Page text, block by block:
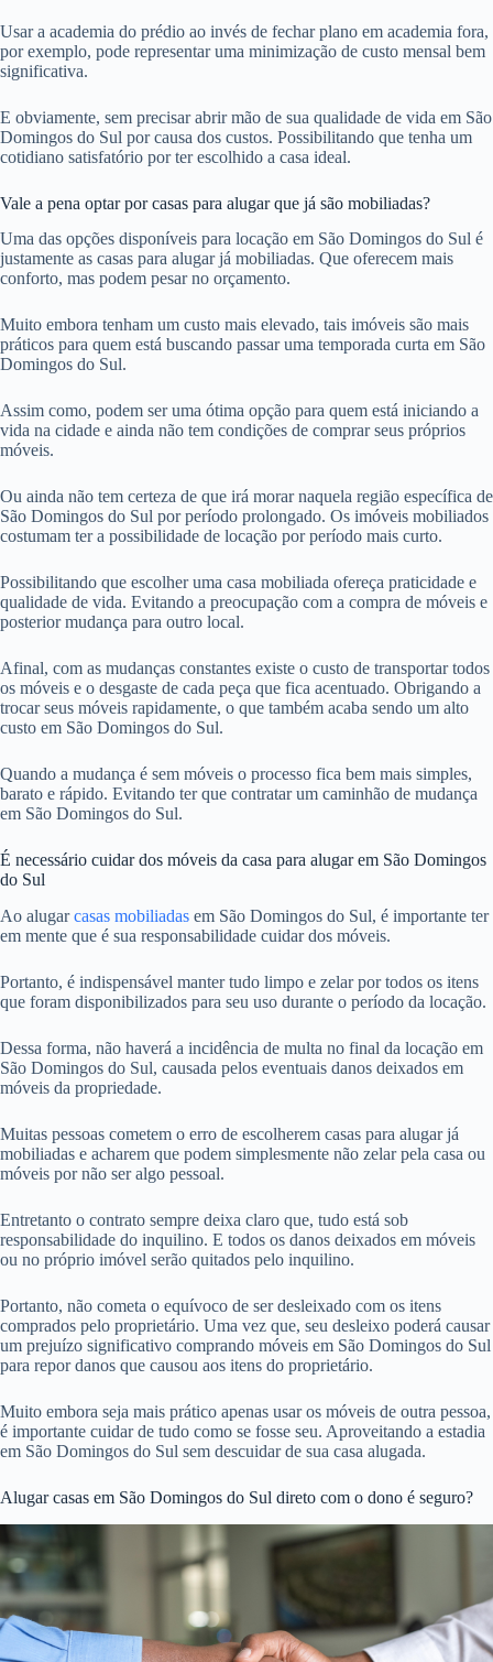
Usar a academia do prédio ao invés de fechar plano em academia fora,
por exemplo, pode representar uma minimização de custo mensal bem
significativa.
E obviamente, sem precisar abrir mão de sua qualidade de vida em São
Domingos do Sul por causa dos custos. Possibilitando que tenha um
cotidiano satisfatório por ter escolhido a casa ideal.
Vale a pena optar por casas para alugar que já são mobiliadas?
Uma das opções disponíveis para locação em São Domingos do Sul é
justamente as casas para alugar já mobiliadas. Que oferecem mais
conforto, mas podem pesar no orçamento.
Muito embora tenham um custo mais elevado, tais imóveis são mais
práticos para quem está buscando passar uma temporada curta em São
Domingos do Sul.
Assim como, podem ser uma ótima opção para quem está iniciando a
vida na cidade e ainda não tem condições de comprar seus próprios
móveis.
Ou ainda não tem certeza de que irá morar naquela região específica de
São Domingos do Sul por período prolongado. Os imóveis mobiliados
costumam ter a possibilidade de locação por período mais curto.
Possibilitando que escolher uma casa mobiliada ofereça praticidade e
qualidade de vida. Evitando a preocupação com a compra de móveis e
posterior mudança para outro local.
Afinal, com as mudanças constantes existe o custo de transportar todos
os móveis e o desgaste de cada peça que fica acentuado. Obrigando a
trocar seus móveis rapidamente, o que também acaba sendo um alto
custo em São Domingos do Sul.
Quando a mudança é sem móveis o processo fica bem mais simples,
barato e rápido. Evitando ter que contratar um caminhão de mudança
em São Domingos do Sul.
É necessário cuidar dos móveis da casa para alugar em São Domingos
do Sul
Ao alugarcasas mobiliadas em São Domingos do Sul, é importante ter
em mente que é sua responsabilidade cuidar dos móveis.
Portanto, é indispensável manter tudo limpo e zelar por todos os itens
que foram disponibilizados para seu uso durante o período da locação.
Dessa forma, não haverá a incidência de multa no final da locação em
São Domingos do Sul, causada pelos eventuais danos deixados em
móveis da propriedade.
Muitas pessoas cometem o erro de escolherem casas para alugar já
mobiliadas e acharem que podem simplesmente não zelar pela casa ou
móveis por não ser algo pessoal.
Entretanto o contrato sempre deixa claro que, tudo está sob
responsabilidade do inquilino. E todos os danos deixados em móveis
ou no próprio imóvel serão quitados pelo inquilino.
Portanto, não cometa o equívoco de ser desleixado com os itens
comprados pelo proprietário. Uma vez que, seu desleixo poderá causar
um prejuízo significativo comprando móveis em São Domingos do Sul
para repor danos que causou aos itens do proprietário.
Muito embora seja mais prático apenas usar os móveis de outra pessoa,
é importante cuidar de tudo como se fosse seu. Aproveitando a estadia
em São Domingos do Sul sem descuidar de sua casa alugada.
Alugar casas em São Domingos do Sul direto com o dono é seguro?